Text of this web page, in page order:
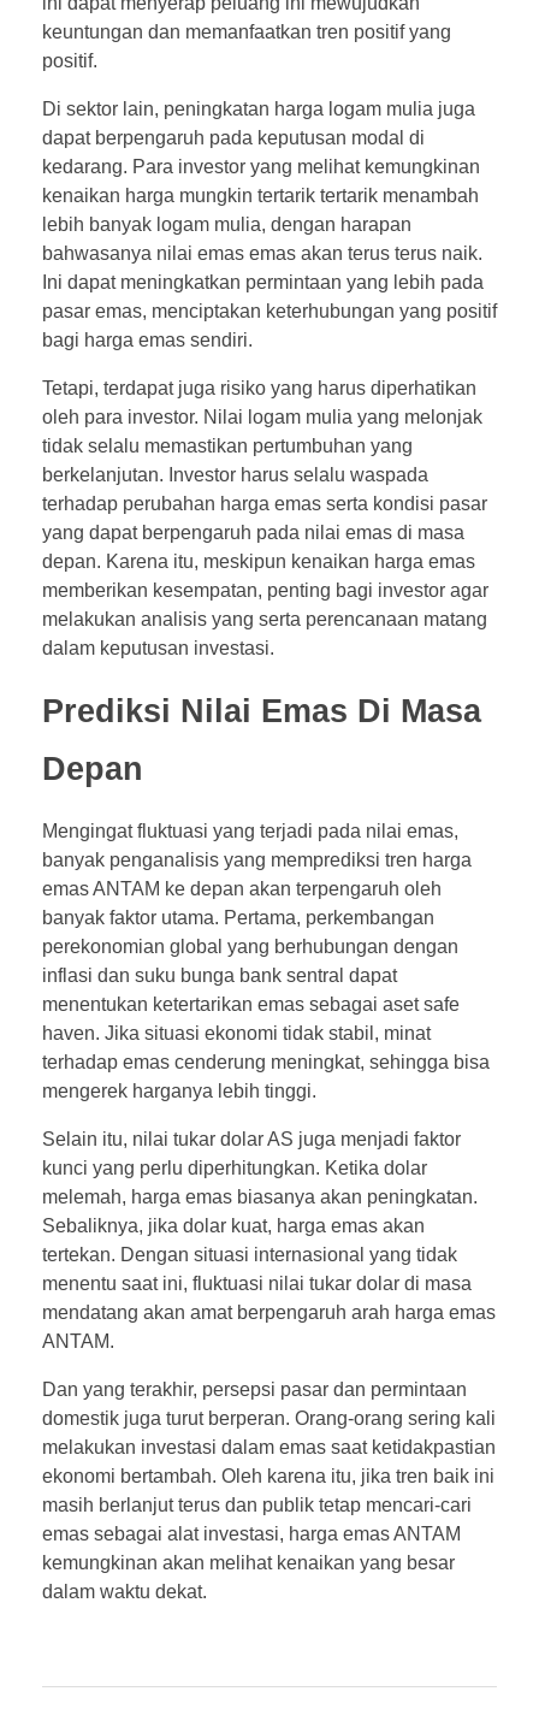
keuntungan dan memanfaatkan tren positif yang
positif.
Di sektor lain, peningkatan harga logam mulia juga
dapat berpengaruh pada keputusan modal di
kedarang. Para investor yang melihat kemungkinan
kenaikan harga mungkin tertarik tertarik menambah
lebih banyak logam mulia, dengan harapan
bahwasanya nilai emas emas akan terus terus naik.
Ini dapat meningkatkan permintaan yang lebih pada
pasar emas, menciptakan keterhubungan yang positif
bagi harga emas sendiri.
Tetapi, terdapat juga risiko yang harus diperhatikan
oleh para investor. Nilai logam mulia yang melonjak
tidak selalu memastikan pertumbuhan yang
berkelanjutan. Investor harus selalu waspada
terhadap perubahan harga emas serta kondisi pasar
yang dapat berpengaruh pada nilai emas di masa
depan. Karena itu, meskipun kenaikan harga emas
memberikan kesempatan, penting bagi investor agar
melakukan analisis yang serta perencanaan matang
dalam keputusan investasi.
Prediksi Nilai Emas Di Masa
Depan
Mengingat fluktuasi yang terjadi pada nilai emas,
banyak penganalisis yang memprediksi tren harga
emas ANTAM ke depan akan terpengaruh oleh
banyak faktor utama. Pertama, perkembangan
perekonomian global yang berhubungan dengan
inflasi dan suku bunga bank sentral dapat
menentukan ketertarikan emas sebagai aset safe
haven. Jika situasi ekonomi tidak stabil, minat
terhadap emas cenderung meningkat, sehingga bisa
mengerek harganya lebih tinggi.
Selain itu, nilai tukar dolar AS juga menjadi faktor
kunci yang perlu diperhitungkan. Ketika dolar
melemah, harga emas biasanya akan peningkatan.
Sebaliknya, jika dolar kuat, harga emas akan
tertekan. Dengan situasi internasional yang tidak
menentu saat ini, fluktuasi nilai tukar dolar di masa
mendatang akan amat berpengaruh arah harga emas
ANTAM.
Dan yang terakhir, persepsi pasar dan permintaan
domestik juga turut berperan. Orang-orang sering kali
melakukan investasi dalam emas saat ketidakpastian
ekonomi bertambah. Oleh karena itu, jika tren baik ini
masih berlanjut terus dan publik tetap mencari-cari
emas sebagai alat investasi, harga emas ANTAM
kemungkinan akan melihat kenaikan yang besar
dalam waktu dekat.